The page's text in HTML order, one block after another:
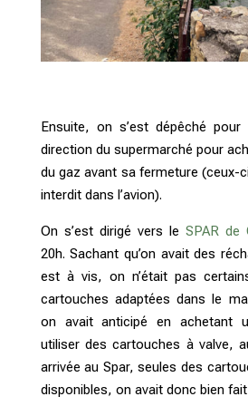
Ensuite, on s’est dépêché
direction du supermarché pour
du gaz avant sa fermeture (ceux-
interdit dans l’avion).
On s’est dirigé vers le SPAR de
20h. Sachant qu’on avait des
est à vis, on n’était pas
cartouches adaptées dans le
on avait anticipé en achetant
utiliser des cartouches à valve,
arrivée au Spar, seules des
disponibles, on avait donc bien fait